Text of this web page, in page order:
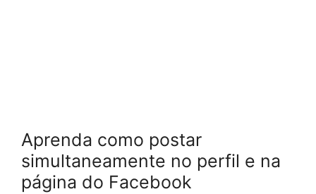
Aprenda como postar
simultaneamente no perfil e na
página do Facebook